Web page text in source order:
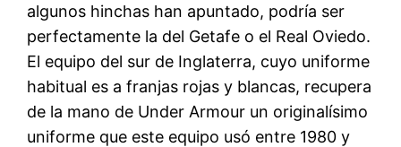
algunos hinchas han apuntado, podría ser
perfectamente la del Getafe o el Real Oviedo.
El equipo del sur de Inglaterra, cuyo uniforme
habitual es a franjas rojas y blancas, recupera
de la mano de Under Armour un originalísimo
uniforme que este equipo usó entre 1980 y